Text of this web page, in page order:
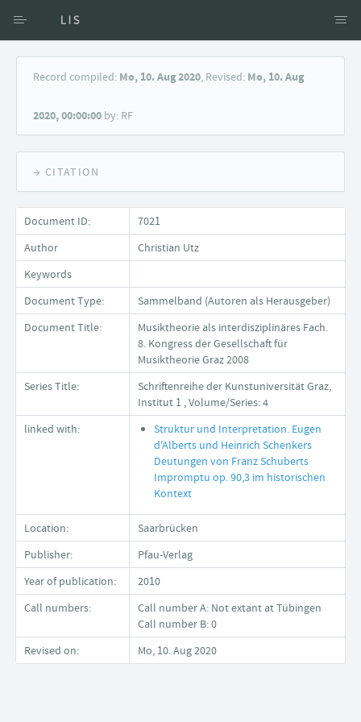
Access via Author
Keyword Search
Record compiled: Mo, 10. Aug 2020, Revised: Mo, 10. Aug
2020, 00:00:00 by: RF
→ CITATION
Document ID:
7021
Author
Christian Utz
Keywords
Document Type:
Sammelband (Autoren als Herausgeber)
Document Title:
Musiktheorie als interdisziplinäres Fach.
8. Kongress der Gesellschaft für
Musiktheorie Graz 2008
Series Title:
Schriftenreihe der Kunstuniversität Graz,
Institut 1 , Volume/Series: 4
linked with:
Struktur und Interpretation. Eugen
d'Alberts und Heinrich Schenkers
Deutungen von Franz Schuberts
Impromptu op. 90,3 im historischen
Kontext
Location:
Saarbrücken
Publisher:
Pfau-Verlag
Year of publication:
2010
Call numbers:
Call number A: Not extant at Tübingen
Call number B: 0
Revised on:
Mo, 10. Aug 2020